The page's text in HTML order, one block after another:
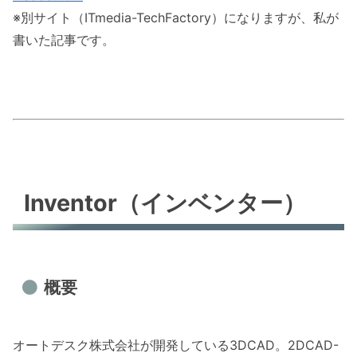
※別サイト（ITmedia-TechFactory）になりますが、私が
書いた記事です。
Inventor（インベンター）
概要
オートデスク株式会社が開発している3DCAD。2DCAD-